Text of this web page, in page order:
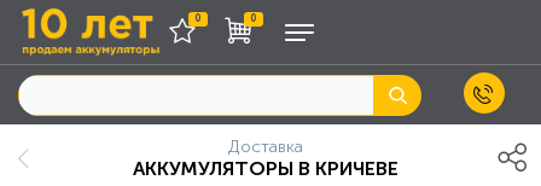
0 0
Доставка
АККУМУЛЯТОРЫ В КРИЧЕВЕ